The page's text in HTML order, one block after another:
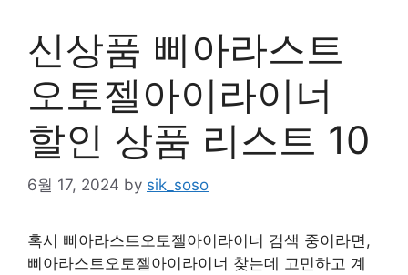
신상품 삐아라스트
오토젤아이라이너
할인 상품 리스트 10
6월 17, 2024 by sik_soso
혹시 삐아라스트오토젤아이라이너 검색 중이라면,
삐아라스트오토젤아이라이너 찾는데 고민하고 계